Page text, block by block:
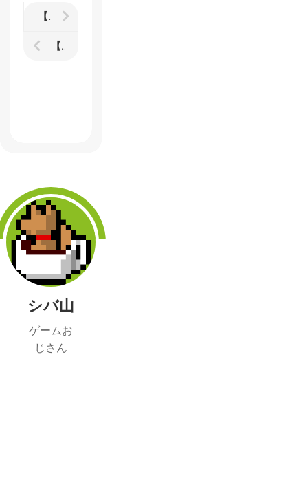
【Goat Simulator】破壊的ヤギゲーが本日よりSteamで配信開始
【GTA5】バイクも車も空を飛ぶ…スタントのレベルが上がりすぎてよくわからないことに
シバ山
ゲームお
じさん